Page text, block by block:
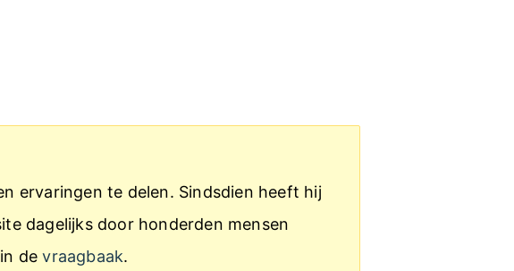
ervaringen te delen. Sindsdien heeft hij
dagelijks door honderden mensen
in devraagbaak.